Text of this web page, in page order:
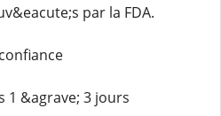
par la FDA.
1 &agrave; 3 jours